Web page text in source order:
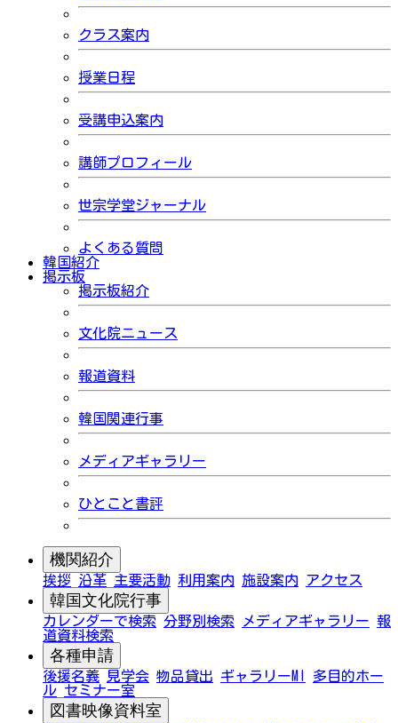
クラス案内
授業日程
受講申込案内
講師プロフィール
世宗学堂ジャーナル
よくある質問
韓国紹介
掲示板
掲示板紹介
文化院ニュース
報道資料
韓国関連行事
メディアギャラリー
ひとこと書評
機関紹介
挨拶 沿革 主要活動 利用案内 施設案内 アクセス
韓国文化院行事
カレンダーで検索 分野別検索 メディアギャラリー 報
道資料検索
各種申請
後援名義 見学会 物品貸出 ギャラリーMI
多目的ホー
ル セミナー室
図書映像資料室